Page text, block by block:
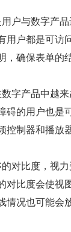
户与数字产
用户都是可访
确保表单的
字产品中越
碍的用户也是
控制器和播放
对比度，视
对比度会使视
情况也可能会